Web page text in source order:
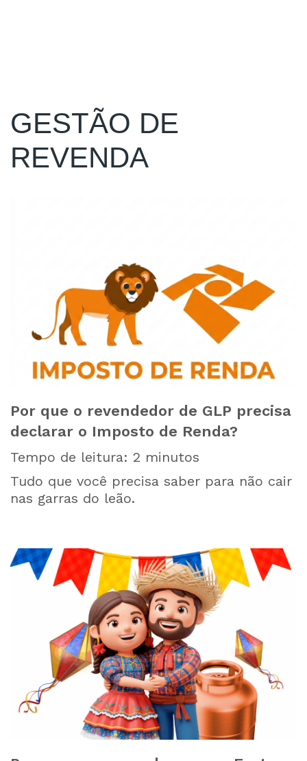
GESTÃO DE
REVENDA
Por que o revendedor de GLP precisa
declarar o Imposto de Renda?
Tempo de leitura: 2 minutos
Tudo que você precisa saber para não cair
nas garras do leão.